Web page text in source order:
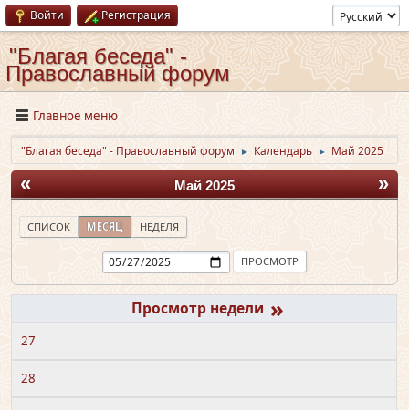
Войти Регистрация
"Благая беседа" -
Православный форум
Главное меню
"Благая беседа" - Православный форум ► Календарь ► Май 2025
« »
Май 2025
СПИСОК МЕСЯЦ НЕДЕЛЯ
»
27
28